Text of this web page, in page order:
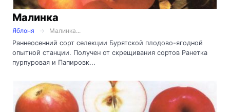
Малинка
Яблоня
Малинка...
Раннеосенний сорт селекции Бурятской плодово-ягодной
опытной станции. Получен от скрещивания сортов Ранетка
пурпуровая и Папировк...